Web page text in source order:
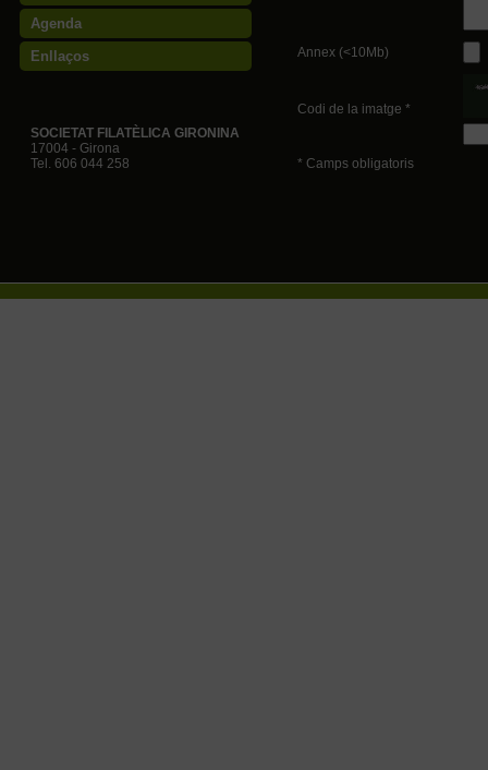
Agenda
Enllaços
SOCIETAT FILATÈLICA GIRONINA
17004 - Girona
Tel. 606 044 258
Annex (<10Mb)
Codi de la imatge *
* Camps obligatoris